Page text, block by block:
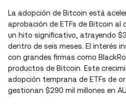
La adopción de Bitcoin está
aprobación de ETFs de Bitcoin al
un hito significativo, atrayendo
dentro de seis meses. El interés
con grandes firmas como
productos de Bitcoin. Este
adopción temprana de ETFs de
gestionan $290 mil millones en